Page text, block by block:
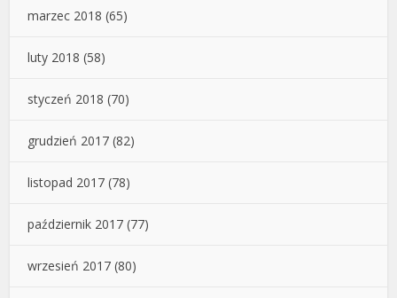
marzec 2018 (65)
luty 2018 (58)
styczeń 2018 (70)
grudzień 2017 (82)
listopad 2017 (78)
październik 2017 (77)
wrzesień 2017 (80)